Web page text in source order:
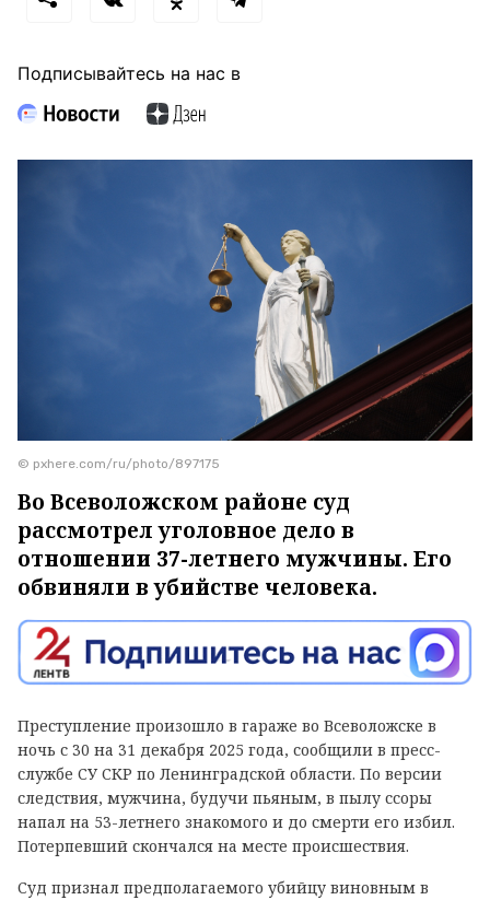
Подписывайтесь на нас в
© pxhere.com/ru/photo/897175
Во Всеволожском районе суд
рассмотрел уголовное дело в
отношении 37-летнего мужчины. Его
обвиняли в убийстве человека.
Преступление произошло в гараже во Всеволожске в
ночь с 30 на 31 декабря 2025 года, сообщили в пресс-
службе СУ СКР по Ленинградской области. По версии
следствия, мужчина, будучи пьяным, в пылу ссоры
напал на 53-летнего знакомого и до смерти его избил.
Потерпевший скончался на месте происшествия.
Суд признал предполагаемого убийцу виновным в